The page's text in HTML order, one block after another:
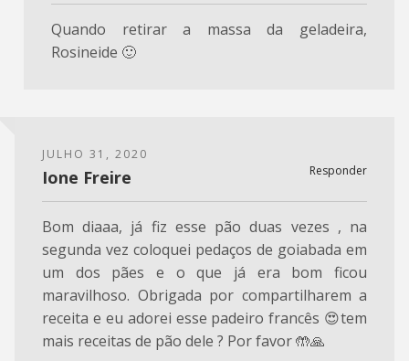
Quando retirar a massa da geladeira,
Rosineide 🙂
JULHO 31, 2020
Responder
Ione Freire
Bom diaaa, já fiz esse pão duas vezes , na
segunda vez coloquei pedaços de goiabada em
um dos pães e o que já era bom ficou
maravilhoso. Obrigada por compartilharem a
receita e eu adorei esse padeiro francês 😍tem
mais receitas de pão dele ? Por favor 🤲🙏